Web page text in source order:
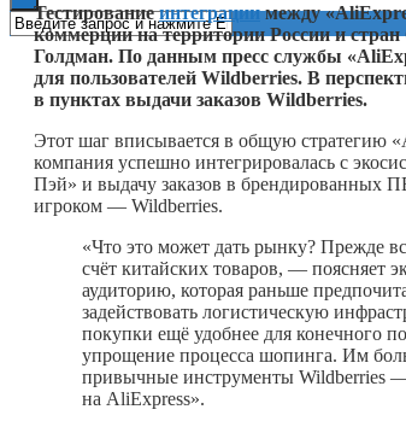
Тестированиеинтеграциимежду
коммерции на территории России и
Голдман. По данным пресс службы
для пользователей Wildberries. В
в пунктах выдачи заказов Wildberries.
Этот шаг вписывается в общую стратегию
компания успешно интегрировалась с
Пэй» и выдачу заказов в брендированных
игроком — Wildberries.
«Что это может дать рынку? Прежде
счёт китайских товаров, — поясняет
аудиторию, которая раньше
задействовать логистическую
покупки ещё удобнее для конечного
упрощение процесса шопинга. Им
привычные инструменты Wildberries
на AliExpress».